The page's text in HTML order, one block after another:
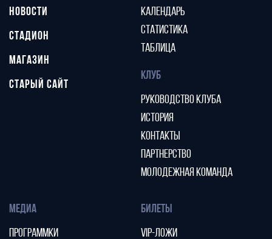
НОВОСТИ
СТАДИОН
МАГАЗИН
СТАРЫЙ САЙТ
КАЛЕНДАРЬ
СТАТИСТИКА
ТАБЛИЦА
КЛУБ
РУКОВОДСТВО КЛУБА
ИСТОРИЯ
КОНТАКТЫ
ПАРТНЕРСТВО
МОЛОДЕЖНАЯ КОМАНДА
МЕДИА
ПРОГРАММКИ
БИЛЕТЫ
VIP-ЛОЖИ